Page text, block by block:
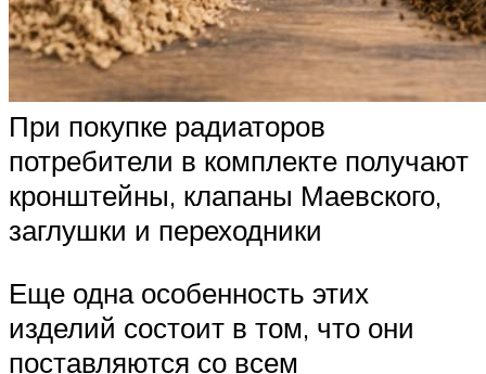
При покупке радиаторов
потребители в комплекте получают
кронштейны, клапаны Маевского,
заглушки и переходники
Еще одна особенность этих
изделий состоит в том, что они
поставляются со всем